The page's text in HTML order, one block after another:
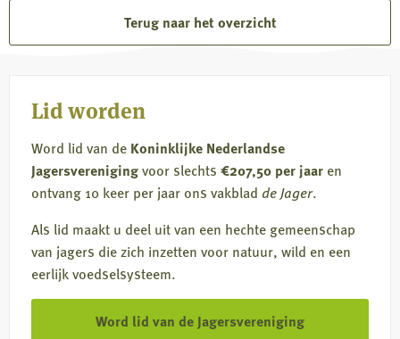
Terug naar het overzicht
Lid worden
Word lid van de Koninklijke Nederlandse
Jagersverenigingvoor slechts €207,50 per jaar en
ontvang 10 keer per jaar ons vakblad de Jager.
Als lid maakt u deel uit van een hechte gemeenschap
van jagers die zich inzetten voor natuur, wild en een
eerlijk voedselsysteem.
Word lid van de Jagersvereniging